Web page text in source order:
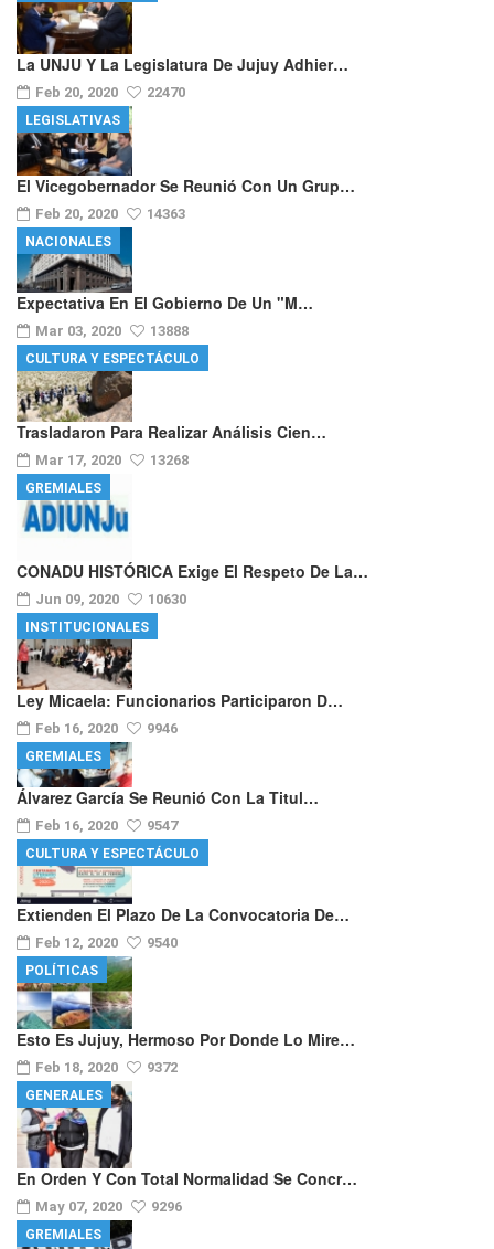
La UNJU Y La Legislatura De Jujuy Adhier…
Feb 20, 2020 22470
El Vicegobernador Se Reunió Con Un Grup…
Feb 20, 2020 14363
LEGISLATIVAS
Expectativa En El Gobierno De Un "m…
Mar 03, 2020 13888
NACIONALES
Trasladaron Para Realizar Análisis Cien…
Mar 17, 2020 13268
CULTURA Y ESPECTÁCULO
CONADU HISTÓRICA Exige El Respeto De La…
Jun 09, 2020 10630
GREMIALES
Ley Micaela: Funcionarios Participaron D…
Feb 16, 2020 9946
INSTITUCIONALES
Álvarez García Se Reunió Con La Titul…
Feb 16, 2020 9547
GREMIALES
Extienden El Plazo De La Convocatoria De…
Feb 12, 2020 9540
CULTURA Y ESPECTÁCULO
Esto Es Jujuy, Hermoso Por Donde Lo Mire…
Feb 18, 2020 9372
POLÍTICAS
En Orden Y Con Total Normalidad Se Concr…
May 07, 2020 9296
GENERALES
GREMIALES